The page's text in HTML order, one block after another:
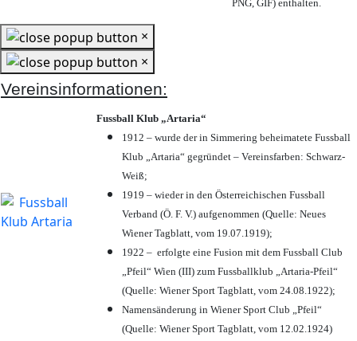
PNG, GIF) enthalten.
×
×
Vereinsinformationen:
Fussball Klub „Artaria“
1912 – wurde der in Simmering beheimatete Fussball
Klub „Artaria“ gegründet – Vereinsfarben: Schwarz-
Weiß;
1919 – wieder in den Österreichischen Fussball
Verband (Ö. F. V.) aufgenommen (Quelle: Neues
Wiener Tagblatt, vom 19.07.1919);
1922 – erfolgte eine Fusion mit dem Fussball Club
„Pfeil“ Wien (III) zum Fussballklub „Artaria-Pfeil“
(Quelle: Wiener Sport Tagblatt, vom 24.08.1922);
Namensänderung in Wiener Sport Club „Pfeil“
(Quelle: Wiener Sport Tagblatt, vom 12.02.1924)